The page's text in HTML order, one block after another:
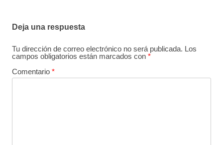
Deja una respuesta
Tu dirección de correo electrónico no será publicada. Los
campos obligatorios están marcados con *
Comentario *